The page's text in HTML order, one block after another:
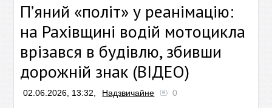
П’яний «політ» у реанімацію:
на Рахівщині водій мотоцикла
врізався в будівлю, збивши
дорожній знак (ВІДЕО)
02.06.2026, 13:32, Надзвичайне 0